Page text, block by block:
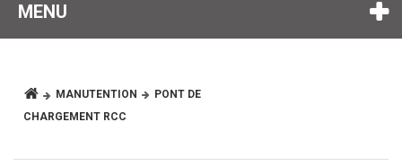
MENU
MANUTENTION
PONT DE
CHARGEMENT RCC